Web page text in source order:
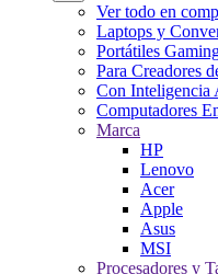
Ver todo en
Laptops y
Portátiles
Para Creadores
Con Inteligencia
Computadores
Marca
HP
Lenovo
Acer
Apple
Asus
MSI
Procesadores y